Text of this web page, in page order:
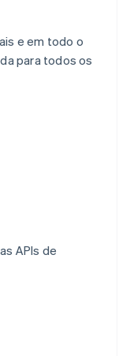
e em todo o
para todos os
APIs de